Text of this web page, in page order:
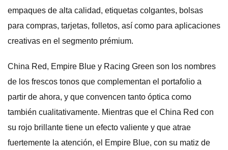
empaques de alta calidad, etiquetas colgantes, bolsas
para compras, tarjetas, folletos, así como para aplicaciones
creativas en el segmento prémium.
China Red, Empire Blue y Racing Green son los nombres
de los frescos tonos que complementan el portafolio a
partir de ahora, y que convencen tanto óptica como
también cualitativamente. Mientras que el China Red con
su rojo brillante tiene un efecto valiente y que atrae
fuertemente la atención, el Empire Blue, con su matiz de